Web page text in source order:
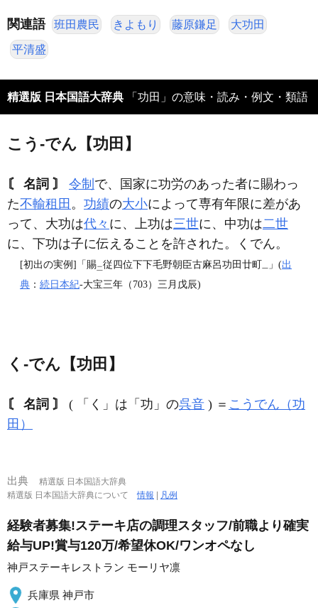
関連語 班田農民 きよもり 藤原鎌足 大功田
平清盛
精選版 日本国語大辞典 「功田」の意味・読み・例文・類語
こう‐でん【功田】
〘 名詞 〙 令制 で、国家に功労のあった者に賜わっ
た不輸租田 。 功績の大小によって専有年限に差があ
って、大功は代々 に、上功は三世に、中功は二世
に、下功は子に伝えることを許された。くでん。
[初出の実例]「賜二従四位下下毛野朝臣古麻呂功田廿町一 」(出
典 ： 続日本紀‐大宝三年（703）三月戊辰)
く‐でん【功田】
〘 名詞 〙 ( 「く」は「功」の呉音 ) ＝ こうでん（功
田）
出典
精選版 日本国語大辞典
精選版 日本国語大辞典について情報 | 凡例
経験者募集!ステーキ店の調理スタッフ/前職より確実
給与UP!賞与120万/希望休OK/ワンオペなし
神戸ステーキレストラン モーリヤ凛
兵庫県 神戸市